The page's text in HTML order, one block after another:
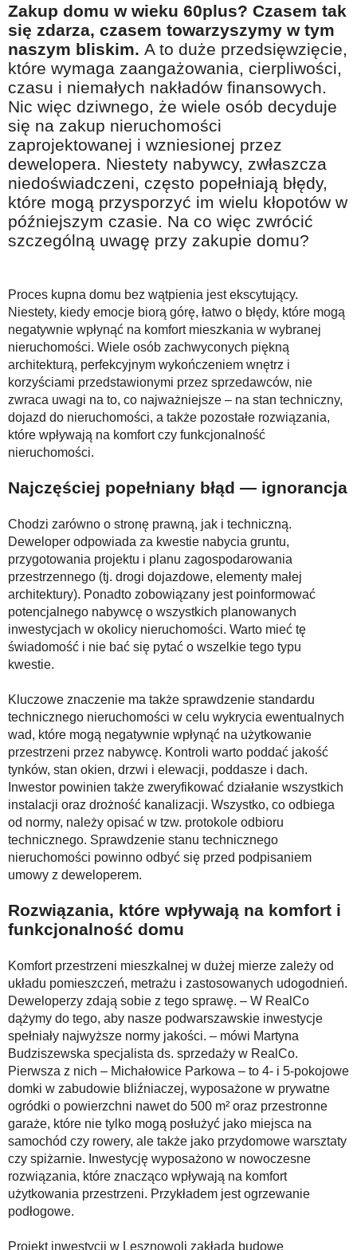
Na wesoło
Hobby i pasje
Żyj aktywnie
60plus - najcenniejsi klienci
Dobra opieka
Warto naśladować
Coś dla ducha
Smacznie i zdrowo
O finansach i społeczeństwie - edukacja nie tylko dla 60plus
Stop samotności
Z internetem za pan brat
Bezpiecznie i w zgodzie z prawem
Zakup domu w wieku 60plus? Czasem tak
się zdarza, czasem towarzyszymy w tym
naszym bliskim. A to duże przedsięwzięcie,
które wymaga zaangażowania, cierpliwości,
czasu i niemałych nakładów finansowych.
Nic więc dziwnego, że wiele osób decyduje
się na zakup nieruchomości
zaprojektowanej i wzniesionej przez
dewelopera. Niestety nabywcy, zwłaszcza
niedoświadczeni, często popełniają błędy,
które mogą przysporzyć im wielu kłopotów w
późniejszym czasie. Na co więc zwrócić
szczególną uwagę przy zakupie domu?
Proces kupna domu bez wątpienia jest ekscytujący.
Niestety, kiedy emocje biorą górę, łatwo o błędy, które mogą
negatywnie wpłynąć na komfort mieszkania w wybranej
nieruchomości. Wiele osób zachwyconych piękną
architekturą, perfekcyjnym wykończeniem wnętrz i
korzyściami przedstawionymi przez sprzedawców, nie
zwraca uwagi na to, co najważniejsze – na stan techniczny,
dojazd do nieruchomości, a także pozostałe rozwiązania,
które wpływają na komfort czy funkcjonalność
nieruchomości.
Najczęściej popełniany błąd — ignorancja
Chodzi zarówno o stronę prawną, jak i techniczną.
Deweloper odpowiada za kwestie nabycia gruntu,
przygotowania projektu i planu zagospodarowania
przestrzennego (tj. drogi dojazdowe, elementy małej
architektury). Ponadto zobowiązany jest poinformować
potencjalnego nabywcę o wszystkich planowanych
inwestycjach w okolicy nieruchomości. Warto mieć tę
świadomość i nie bać się pytać o wszelkie tego typu
kwestie.
Kluczowe znaczenie ma także sprawdzenie standardu
technicznego nieruchomości w celu wykrycia ewentualnych
wad, które mogą negatywnie wpłynąć na użytkowanie
przestrzeni przez nabywcę. Kontroli warto poddać jakość
tynków, stan okien, drzwi i elewacji, poddasze i dach.
Inwestor powinien także zweryfikować działanie wszystkich
instalacji oraz drożność kanalizacji. Wszystko, co odbiega
od normy, należy opisać w tzw. protokole odbioru
technicznego. Sprawdzenie stanu technicznego
nieruchomości powinno odbyć się przed podpisaniem
umowy z deweloperem.
Rozwiązania, które wpływają na komfort i
funkcjonalność domu
Komfort przestrzeni mieszkalnej w dużej mierze zależy od
układu pomieszczeń, metrażu i zastosowanych udogodnień.
Deweloperzy zdają sobie z tego sprawę. – W RealCo
dążymy do tego, aby nasze podwarszawskie inwestycje
spełniały najwyższe normy jakości. – mówi Martyna
Budziszewska specjalista ds. sprzedaży w RealCo.
Pierwsza z nich – Michałowice Parkowa – to 4- i 5-pokojowe
domki w zabudowie bliźniaczej, wyposażone w prywatne
ogródki o powierzchni nawet do 500 m² oraz przestronne
garaże, które nie tylko mogą posłużyć jako miejsca na
samochód czy rowery, ale także jako przydomowe warsztaty
czy spiżarnie. Inwestycję wyposażono w nowoczesne
rozwiązania, które znacząco wpływają na komfort
użytkowania przestrzeni. Przykładem jest ogrzewanie
podłogowe.
Projekt inwestycji w Lesznowoli zakłada budowę